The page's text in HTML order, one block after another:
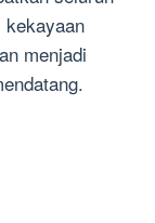
kekayaan
menjadi